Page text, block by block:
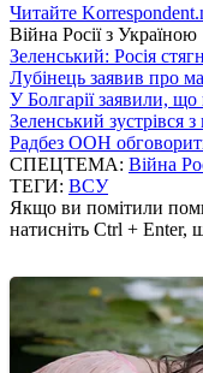
Читайте
Війна Росії з Україною
Зеленський: Росія
Лубінець заявив про
У Болгарії заявили,
Зеленський зустрівся
Радбез ООН
СПЕЦТЕМА: Війна
ТЕГИ: ВСУ
Якщо ви помітили
натисніть Ctrl + Enter,